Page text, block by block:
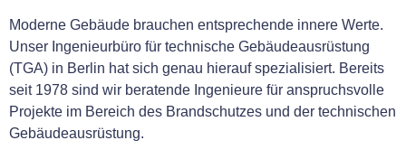
Moderne Gebäude brauchen entsprechende innere Werte.
Unser Ingenieurbüro für technische Gebäudeausrüstung
(TGA) in Berlin hat sich genau hierauf spezialisiert. Bereits
seit 1978 sind wir beratende Ingenieure für anspruchsvolle
Projekte im Bereich des Brandschutzes und der technischen
Gebäudeausrüstung.